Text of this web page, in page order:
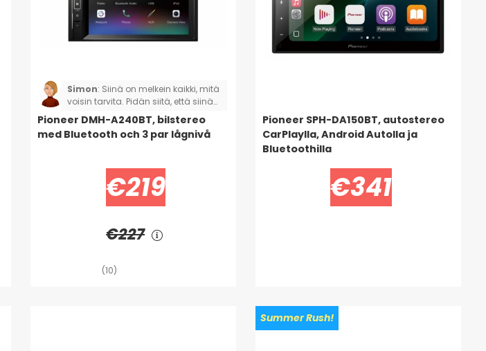
Simon: Siinä on melkein kaikki, mitä
voisin tarvita. Pidän siitä, että siinä
on sisäänrakennettu
ylipäästösuodatin kaikilla kolmella
kanavalla (etu, taka, sub). En
siinä on aikakompenointi, koska
asetuksissa ei ole sellaista. Se oli
Pioneer DMH-A240BT, bilstereo
med Bluetooth och 3 par lågnivå
€219
€227
(10)
Pioneer SPH-DA150BT, autostereo
CarPlaylla, Android Autolla ja
Bluetoothilla
€341
Summer Rush!